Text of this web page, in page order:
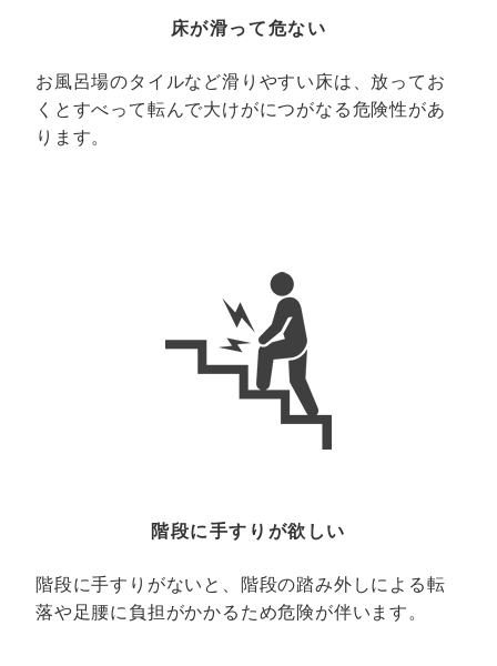
床が滑って危ない
お風呂場のタイルなど滑りやすい床は、放ってお
くとすべって転んで大けがにつがなる危険性があ
ります。
階段に手すりが欲しい
階段に手すりがないと、階段の踏み外しによる転
落や足腰に負担がかかるため危険が伴います。